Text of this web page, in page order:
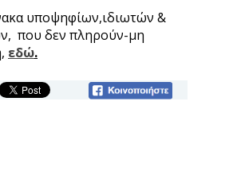
υποψηφίων,ιδιωτών &
που δεν πληρούν-μη
εδώ.